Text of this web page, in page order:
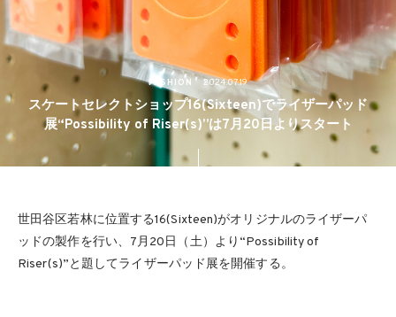
FASHION 2024.07.19
スケートセレクトショップ16(Sixteen)でライザーパッド
展“Possibility of Riser(s)”は7月20日よりスタート
世田谷区若林に位置する16(Sixteen)がオリジナルのライザーパ
ッドの製作を行い、7月20日（土）より“Possibility of
Riser(s)”と題してライザーパッド展を開催する。